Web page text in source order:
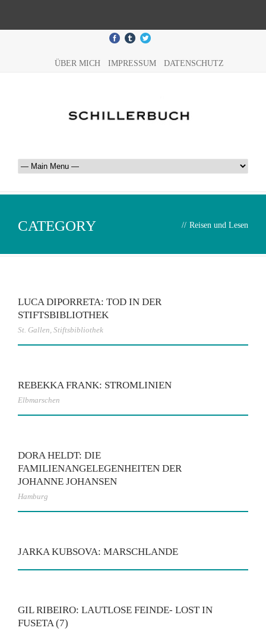
ÜBER MICH IMPRESSUM DATENSCHUTZ
CATEGORY // Reisen und Lesen
LUCA DIPORRETA: TOD IN DER
STIFTSBIBLIOTHEK
St. Gallen, Stiftsbibliothek
REBEKKA FRANK: STROMLINIEN
Elbmarschen
DORA HELDT: DIE
FAMILIENANGELEGENHEITEN DER
JOHANNE JOHANSEN
Hamburg
JARKA KUBSOVA: MARSCHLANDE
GIL RIBEIRO: LAUTLOSE FEINDE- LOST IN
FUSETA (7)